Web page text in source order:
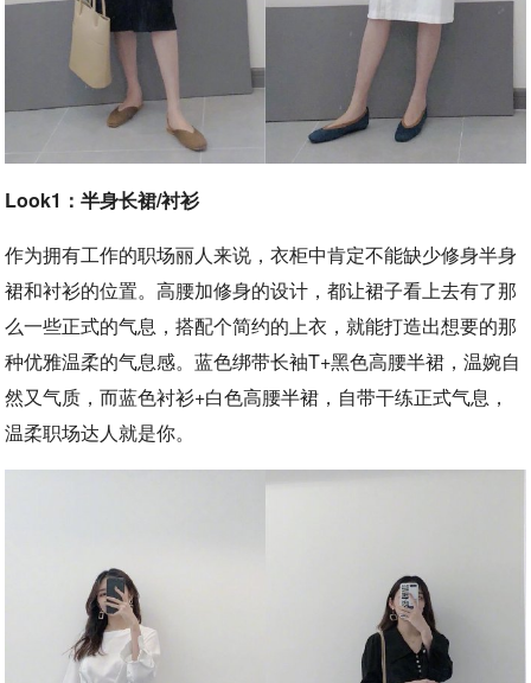
Look1：半身长裙/衬衫
作为拥有工作的职场丽人来说，衣柜中肯定不能缺少修身半身
裙和衬衫的位置。高腰加修身的设计，都让裙子看上去有了那
么一些正式的气息，搭配个简约的上衣，就能打造出想要的那
种优雅温柔的气息感。蓝色绑带长袖T+黑色高腰半裙，温婉自
然又气质，而蓝色衬衫+白色高腰半裙，自带干练正式气息，
温柔职场达人就是你。